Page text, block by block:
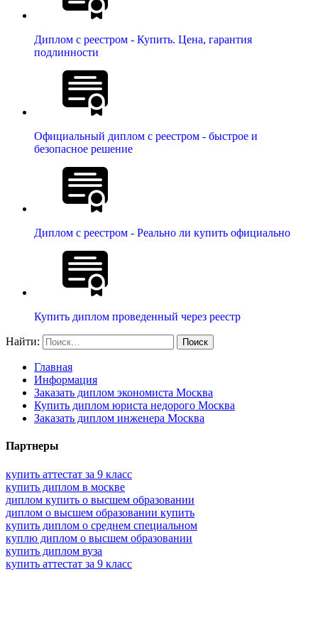
Диплом с реестром - Купить. Цена, гарантия
подлинности
Официальный диплом с реестром - быстрое и
безопасное решение
Диплом с реестром - Реально ли купить официально
Купить диплом проведенный через реестр
Найти:
Главная
Информация
Заказать диплом экономиста Москва
Купить диплом юриста недорого Москва
Заказать диплом инженера Москва
Партнеры
купить аттестат за 9 класс
купить диплом в москве
диплом купить о высшем образовании
диплом о высшем образовании купить
купить диплом о среднем специальном
куплю диплом о высшем образовании
купить диплом вуза
купить аттестат за 9 класс